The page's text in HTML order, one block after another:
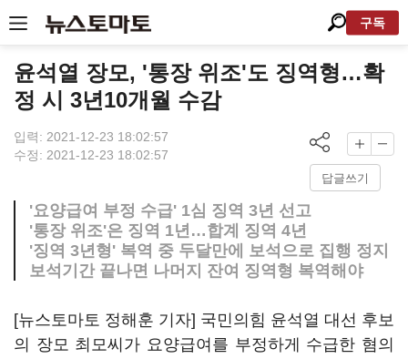
구독
윤석열 장모, '통장 위조'도 징역형…확
정 시 3년10개월 수감
입력: 2021-12-23 18:02:57
수정: 2021-12-23 18:02:57
답글쓰기
'요양급여 부정 수급' 1심 징역 3년 선고
'통장 위조'은 징역 1년…합계 징역 4년
'징역 3년형' 복역 중 두달만에 보석으로 집행 정지
보석기간 끝나면 나머지 잔여 징역형 복역해야
[뉴스토마토 정해훈 기자] 국민의힘 윤석열 대선 후보
의 장모 최모씨가 요양급여를 부정하게 수급한 혐의